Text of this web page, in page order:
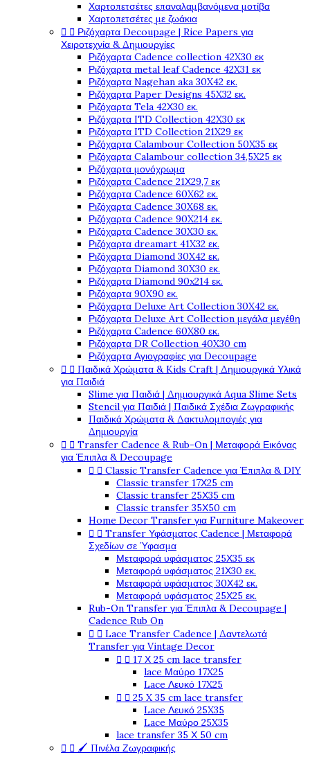
Χαρτοπετσέτες επαναλαμβανόμενα μοτίβα
Χαρτοπετσέτες με ζωάκια
  Ριζόχαρτα Decoupage | Rice Papers για
Χειροτεχνία & Δημιουργίες
Ριζόχαρτα Cadence collection 42X30 εκ
Ριζόχαρτα metal leaf Cadence 42X31 εκ
Ριζόχαρτα Nagehan aka 30X42 εκ.
Ριζόχαρτα Paper Designs 45X32 εκ.
Ριζόχαρτα Tela 42Χ30 εκ.
Ριζόχαρτα ITD Collection 42X30 εκ
Ριζόχαρτα ITD Collection 21X29 εκ
Ριζόχαρτα Calambour Collection 50X35 εκ
Ριζόχαρτα Calambour collection 34,5X25 εκ
Ριζόχαρτα μονόχρωμα
Ριζόχαρτα Cadence 21Χ29,7 εκ
Ριζόχαρτα Cadence 60X62 εκ.
Ριζόχαρτα Cadence 30X68 εκ.
Ριζόχαρτα Cadence 90X214 εκ.
Ριζόχαρτα Cadence 30X30 εκ.
Ριζόχαρτα dreamart 41X32 εκ.
Ριζόχαρτα Diamond 30X42 εκ.
Ριζόχαρτα Diamond 30X30 εκ.
Ριζόχαρτα Diamond 90x214 εκ.
Ριζόχαρτα 90X90 εκ.
Ριζόχαρτα Deluxe Art Collection 30X42 εκ.
Ριζόχαρτα Deluxe Art Collection μεγάλα μεγέθη
Ριζόχαρτα Cadence 60X80 εκ.
Ριζόχαρτα DR Collection 40X30 cm
Ριζόχαρτα Αγιογραφίες για Decoupage
  Παιδικά Χρώματα & Kids Craft | Δημιουργικά Υλικά
για Παιδιά
Slime για Παιδιά | Δημιουργικά Aqua Slime Sets
Stencil για Παιδιά | Παιδικά Σχέδια Ζωγραφικής
Παιδικά Χρώματα & Δακτυλομπογιές για
Δημιουργία
  Transfer Cadence & Rub-On | Μεταφορά Εικόνας
για Έπιπλα & Decoupage
  Classic Transfer Cadence για Έπιπλα & DIY
Classic transfer 17Χ25 cm
Classic transfer 25Χ35 cm
Classic transfer 35Χ50 cm
Home Decor Transfer για Furniture Makeover
  Transfer Υφάσματος Cadence | Μεταφορά
Σχεδίων σε Ύφασμα
Μεταφορά υφάσματος 25Χ35 εκ
Μεταφορά υφάσματος 21Χ30 εκ.
Μεταφορά υφάσματος 30Χ42 εκ.
Μεταφορά υφάσματος 25Χ25 εκ.
Rub-On Transfer για Έπιπλα & Decoupage |
Cadence Rub On
  Lace Transfer Cadence | Δαντελωτά
Transfer για Vintage Decor
  17 Χ 25 cm lace transfer
lace Μαύρο 17X25
Lace Λευκό 17X25
  25 X 35 cm lace transfer
Lace Λευκό 25X35
Lace Μαύρο 25X35
lace transfer 35 Χ 50 cm
  🖌️ Πινέλα Ζωγραφικής